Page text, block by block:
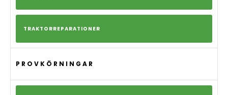
TRAKTORREPARATIONER
PROVKÖRNINGAR